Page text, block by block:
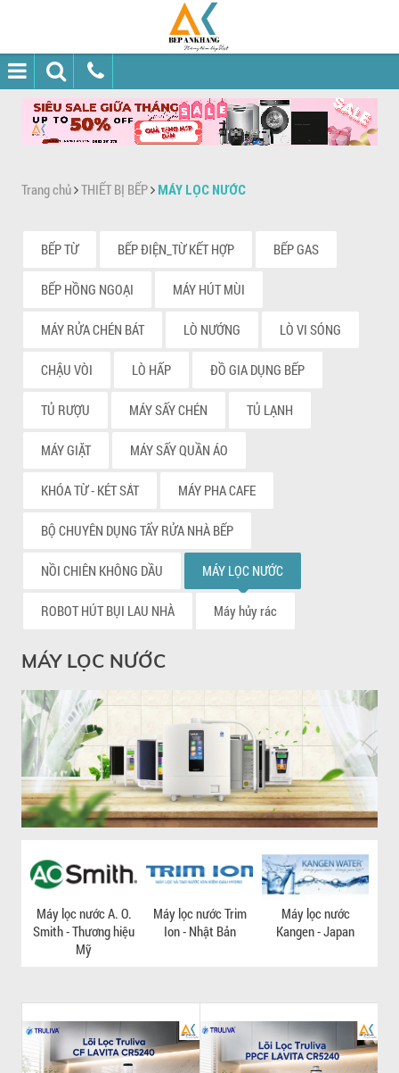
Trang chủ THIẾT BỊ BẾP MÁY LỌC NƯỚC
BẾP TỪ BẾP ĐIỆN_TỪ KẾT HỢP BẾP GAS
BẾP HỒNG NGOẠI MÁY HÚT MÙI
MÁY RỬA CHÉN BÁT LÒ NƯỚNG LÒ VI SÓNG
CHẬU VÒI LÒ HẤP ĐỒ GIA DỤNG BẾP
TỦ RƯỢU MÁY SẤY CHÉN TỦ LẠNH
MÁY GIẶT MÁY SẤY QUẦN ÁO
KHÓA TỪ - KÉT SẮT MÁY PHA CAFE
BỘ CHUYÊN DỤNG TẨY RỬA NHÀ BẾP
NỒI CHIÊN KHÔNG DẦU MÁY LỌC NƯỚC
ROBOT HÚT BỤI LAU NHÀ Máy hủy rác
MÁY LỌC NƯỚC
Máy lọc nước A. O.
Smith - Thương hiệu
Mỹ
Máy lọc nước Trim
Ion - Nhật Bản
Máy lọc nước
Kangen - Japan